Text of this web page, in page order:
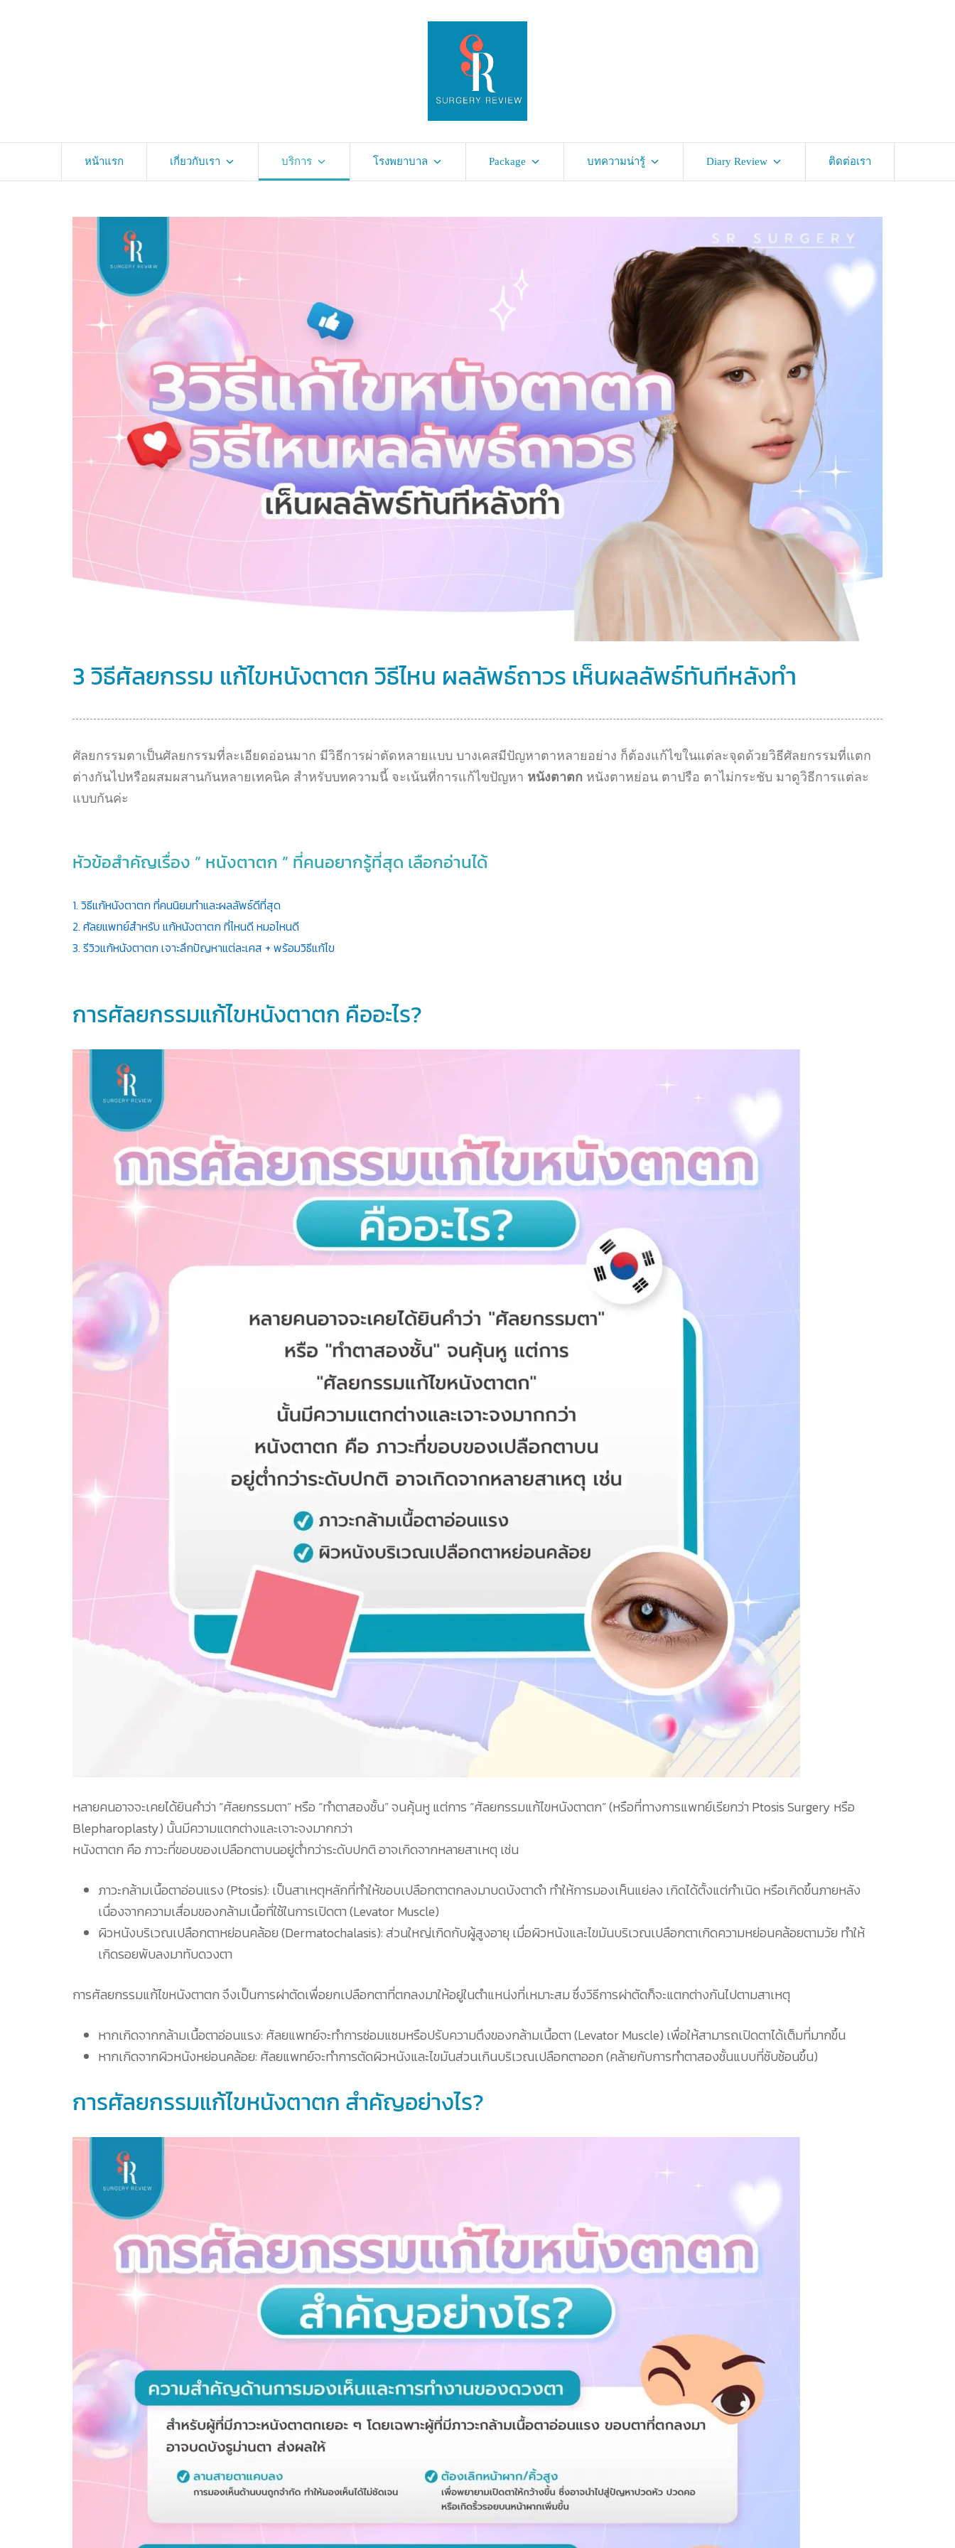
หน้าแรก เกี่ยวกับเรา บริการ โรงพยาบาล Package บทความน่ารู้ Diary Review ติดต่อเรา
3 วิธีศัลยกรรม แก้ไขหนังตาตก วิธีไหน ผลลัพธ์ถาวร เห็นผลลัพธ์ทันทีหลังทำ
ศัลยกรรมตาเป็นศัลยกรรมที่ละเอียดอ่อนมาก มีวิธีการผ่าตัดหลายแบบ บางเคสมีปัญหาตาหลายอย่าง ก็ต้องแก้ไขในแต่ละจุดด้วยวิธีศัลยกรรมที่แตก
ต่างกันไปหรือผสมผสานกันหลายเทคนิค สำหรับบทความนี้ จะเน้นที่การแก้ไขปัญหา หนังตาตก หนังตาหย่อน ตาปรือ ตาไม่กระชับ มาดูวิธีการแต่ละ
แบบกันค่ะ
หัวข้อสำคัญเรื่อง ” หนังตาตก ” ที่คนอยากรู้ที่สุด เลือกอ่านได้
1. วิธีแก้หนังตาตก ที่คนนิยมทำและผลลัพธ์ดีที่สุด
2. ศัลยแพทย์สำหรับ แก้หนังตาตก ที่ไหนดี หมอไหนดี
3. รีวิวแก้หนังตาตก เจาะลึกปัญหาแต่ละเคส + พร้อมวิธีแก้ไข
การศัลยกรรมแก้ไขหนังตาตก คืออะไร?
หลายคนอาจจะเคยได้ยินคำว่า “ศัลยกรรมตา” หรือ “ทำตาสองชั้น” จนคุ้นหู แต่การ “ศัลยกรรมแก้ไขหนังตาตก” (หรือที่ทางการแพทย์เรียกว่า Ptosis Surgery หรือ
Blepharoplasty) นั้นมีความแตกต่างและเจาะจงมากกว่า
หนังตาตก คือ ภาวะที่ขอบของเปลือกตาบนอยู่ต่ำกว่าระดับปกติ อาจเกิดจากหลายสาเหตุ เช่น
ภาวะกล้ามเนื้อตาอ่อนแรง (Ptosis): เป็นสาเหตุหลักที่ทำให้ขอบเปลือกตาตกลงมาบดบังตาดำ ทำให้การมองเห็นแย่ลง เกิดได้ตั้งแต่กำเนิด หรือเกิดขึ้นภายหลัง
เนื่องจากความเสื่อมของกล้ามเนื้อที่ใช้ในการเปิดตา (Levator Muscle)
ผิวหนังบริเวณเปลือกตาหย่อนคล้อย (Dermatochalasis): ส่วนใหญ่เกิดกับผู้สูงอายุ เมื่อผิวหนังและไขมันบริเวณเปลือกตาเกิดความหย่อนคล้อยตามวัย ทำให้
เกิดรอยพับลงมาทับดวงตา
การศัลยกรรมแก้ไขหนังตาตก จึงเป็นการผ่าตัดเพื่อยกเปลือกตาที่ตกลงมาให้อยู่ในตำแหน่งที่เหมาะสม ซึ่งวิธีการผ่าตัดก็จะแตกต่างกันไปตามสาเหตุ
หากเกิดจากกล้ามเนื้อตาอ่อนแรง: ศัลยแพทย์จะทำการซ่อมแซมหรือปรับความตึงของกล้ามเนื้อตา (Levator Muscle) เพื่อให้สามารถเปิดตาได้เต็มที่มากขึ้น
หากเกิดจากผิวหนังหย่อนคล้อย: ศัลยแพทย์จะทำการตัดผิวหนังและไขมันส่วนเกินบริเวณเปลือกตาออก (คล้ายกับการทำตาสองชั้นแบบที่ซับซ้อนขึ้น)
การศัลยกรรมแก้ไขหนังตาตก สำคัญอย่างไร?